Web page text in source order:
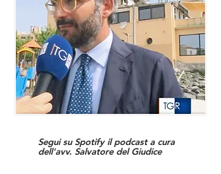
Segui su Spotify il podcast a cura
dell'avv. Salvatore del Giudice